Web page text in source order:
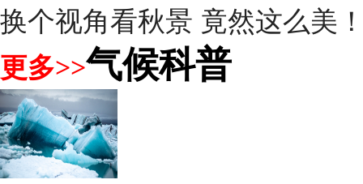
换个视角看秋景 竟然这么美
更多>>气候科普